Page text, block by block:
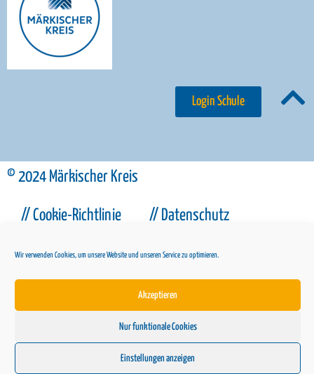
Wir verwenden Cookies, um unsere Website und unseren Service zu optimieren.
Akzeptieren
Nur funktionale Cookies
Einstellungen anzeigen
Login Schule
© 2024 Märkischer Kreis
// Cookie-Richtlinie
// Datenschutz
// Impressum